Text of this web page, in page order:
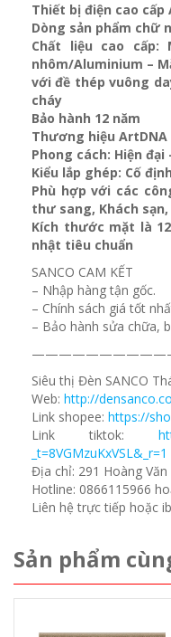
Thiết bị điện cao cấp
Dòng sản phẩm chữ
Chất liệu cao
nhôm/Aluminium –
với đề thép vuông
cháy
Bảo hành 12 năm
Thương hiệu ArtDNA
Phong cách: Hiện đại
Kiểu lắp ghép: Cố định
Phù hợp với các
thư sang, Khách sạn
Kích thước mặt là
nhật tiêu chuẩn
SANCO CAM KẾT
– Nhập hàng tận gốc.
– Chính sách giá tốt
– Bảo hành sửa chữa,
Siêu thị Đèn SANCO
Web: http://
Link shopee: https://
Link tiktok:
_t=8VGMzuKxVSL&_r=1
Địa chỉ: 291 Hoàng
Hotline: 0866115966
Liên hệ trực tiếp hoặc
Sản phẩm